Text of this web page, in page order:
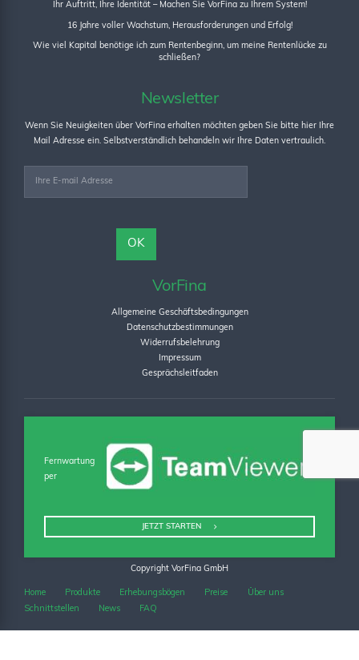
Ihr Auftritt, Ihre Identität – Machen Sie VorFina zu Ihrem System!
16 Jahre voller Wachstum, Herausforderungen und Erfolg!
Wie viel Kapital benötige ich zum Rentenbeginn, um meine Rentenlücke zu
schließen?
Newsletter
Wenn Sie Neuigkeiten über VorFina erhalten möchten geben Sie bitte hier Ihre
Mail Adresse ein. Selbstverständlich behandeln wir Ihre Daten vertraulich.
VorFina
Allgemeine Geschäftsbedingungen
Datenschutzbestimmungen
Widerrufsbelehrung
Impressum
Gesprächsleitfaden
Fernwartung
per
JETZT STARTEN
Copyright VorFina GmbH
Home Produkte Erhebungsbögen Preise
Über uns
Schnittstellen
News FAQ